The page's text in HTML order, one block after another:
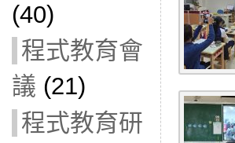
(40)
程式教育會
議 (21)
程式教育研